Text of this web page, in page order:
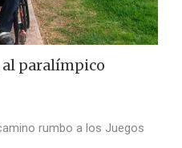
al paralímpico
rumbo a los Juegos